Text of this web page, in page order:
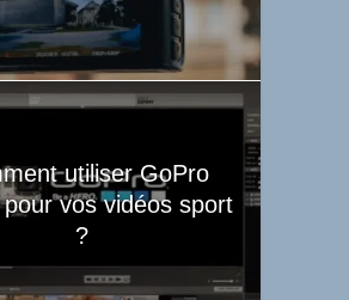
utiliser GoPro
pour vos vidéos sport
?